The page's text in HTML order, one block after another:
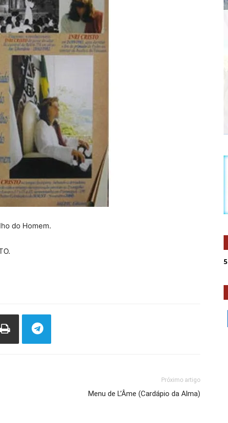
do Homem.
Próximo artigo
Menu de L’Âme (Cardápio da Alma)